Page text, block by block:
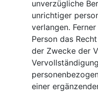
unverzügliche
unrichtiger
verlangen.
Person das
der Zwecke der
einer